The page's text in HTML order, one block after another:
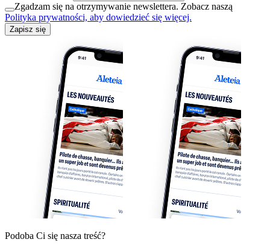
Zgadzam się na otrzymywanie newslettera. Zobacz naszą
Polityka prywatności, aby dowiedzieć się więcej.
Zapisz się
Podoba Ci się nasza treść?